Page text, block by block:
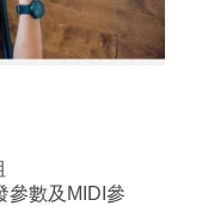
參數及MIDI參